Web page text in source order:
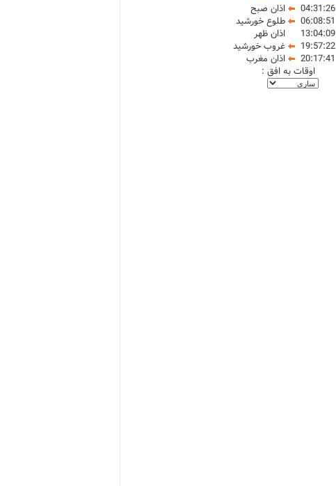
04:31:26
اذان صبح
06:08:51
طلوع خورشید
13:04:09
اذان ظهر
19:57:22
غروب خورشید
20:17:41
اذان مغرب
اوقات به افق :